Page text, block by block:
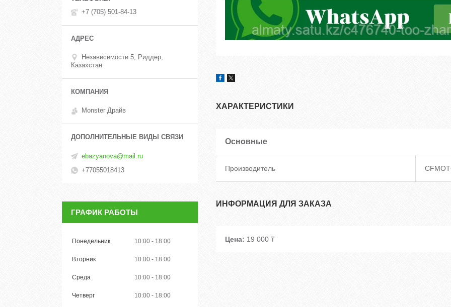
ХАРАКТЕРИСТИКИ
Основные
Производитель
ИНФОРМАЦИЯ ДЛЯ ЗАКАЗА
Цена: 19 000 ₸
+7 (705) 501-84-13
Независимости 5, Риддер,
Казахстан
Monster Драйв
ebazyanova@mail.ru
+77055018413
ГРАФИК РАБОТЫ
Понедельник 10:00 18:00
Вторник 10:00 18:00
Среда 10:00 18:00
Четверг 10:00 18:00